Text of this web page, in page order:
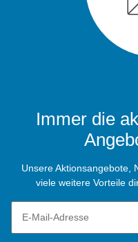
Immer die
Unsere Aktionsangebote,
viele weitere Vorteile